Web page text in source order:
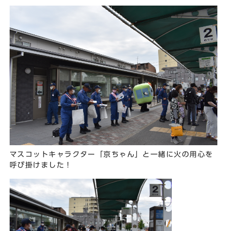
マスコットキャラクター「京ちゃん」と一緒に火の用心を
呼び掛けました！